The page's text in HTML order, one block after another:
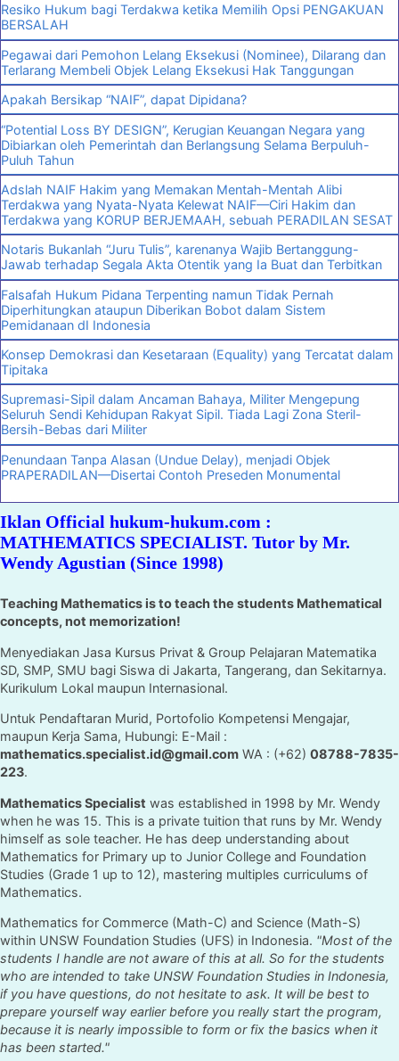
Resiko Hukum bagi Terdakwa ketika Memilih Opsi PENGAKUAN
BERSALAH
Pegawai dari Pemohon Lelang Eksekusi (Nominee), Dilarang dan
Terlarang Membeli Objek Lelang Eksekusi Hak Tanggungan
Apakah Bersikap “NAIF”, dapat Dipidana?
“Potential Loss BY DESIGN”, Kerugian Keuangan Negara yang
Dibiarkan oleh Pemerintah dan Berlangsung Selama Berpuluh-
Puluh Tahun
Adslah NAIF Hakim yang Memakan Mentah-Mentah Alibi
Terdakwa yang Nyata-Nyata Kelewat NAIF—Ciri Hakim dan
Terdakwa yang KORUP BERJEMAAH, sebuah PERADILAN SESAT
Notaris Bukanlah “Juru Tulis”, karenanya Wajib Bertanggung-
Jawab terhadap Segala Akta Otentik yang Ia Buat dan Terbitkan
Falsafah Hukum Pidana Terpenting namun Tidak Pernah
Diperhitungkan ataupun Diberikan Bobot dalam Sistem
Pemidanaan dI Indonesia
Konsep Demokrasi dan Kesetaraan (Equality) yang Tercatat dalam
Tipitaka
Supremasi-Sipil dalam Ancaman Bahaya, Militer Mengepung
Seluruh Sendi Kehidupan Rakyat Sipil. Tiada Lagi Zona Steril-
Bersih-Bebas dari Militer
Penundaan Tanpa Alasan (Undue Delay), menjadi Objek
PRAPERADILAN—Disertai Contoh Preseden Monumental
Iklan Official hukum-hukum.com :
MATHEMATICS SPECIALIST. Tutor by Mr.
Wendy Agustian (Since 1998)
Teaching Mathematics is to teach the students Mathematical
concepts, not memorization!
Menyediakan Jasa Kursus Privat & Group Pelajaran Matematika
SD, SMP, SMU bagi Siswa di Jakarta, Tangerang, dan Sekitarnya.
Kurikulum Lokal maupun Internasional.
Untuk Pendaftaran Murid, Portofolio Kompetensi Mengajar,
maupun Kerja Sama, Hubungi: E-Mail :
mathematics.specialist.id@gmail.com WA : (+62) 08788-7835-
223.
Mathematics Specialist was established in 1998 by Mr. Wendy
when he was 15. This is a private tuition that runs by Mr. Wendy
himself as sole teacher. He has deep understanding about
Mathematics for Primary up to Junior College and Foundation
Studies (Grade 1 up to 12), mastering multiples curriculums of
Mathematics.
Mathematics for Commerce (Math-C) and Science (Math-S)
within UNSW Foundation Studies (UFS) in Indonesia. "Most of the
students I handle are not aware of this at all. So for the students
who are intended to take UNSW Foundation Studies in Indonesia,
if you have questions, do not hesitate to ask. It will be best to
prepare yourself way earlier before you really start the program,
because it is nearly impossible to form or fix the basics when it
has been started."